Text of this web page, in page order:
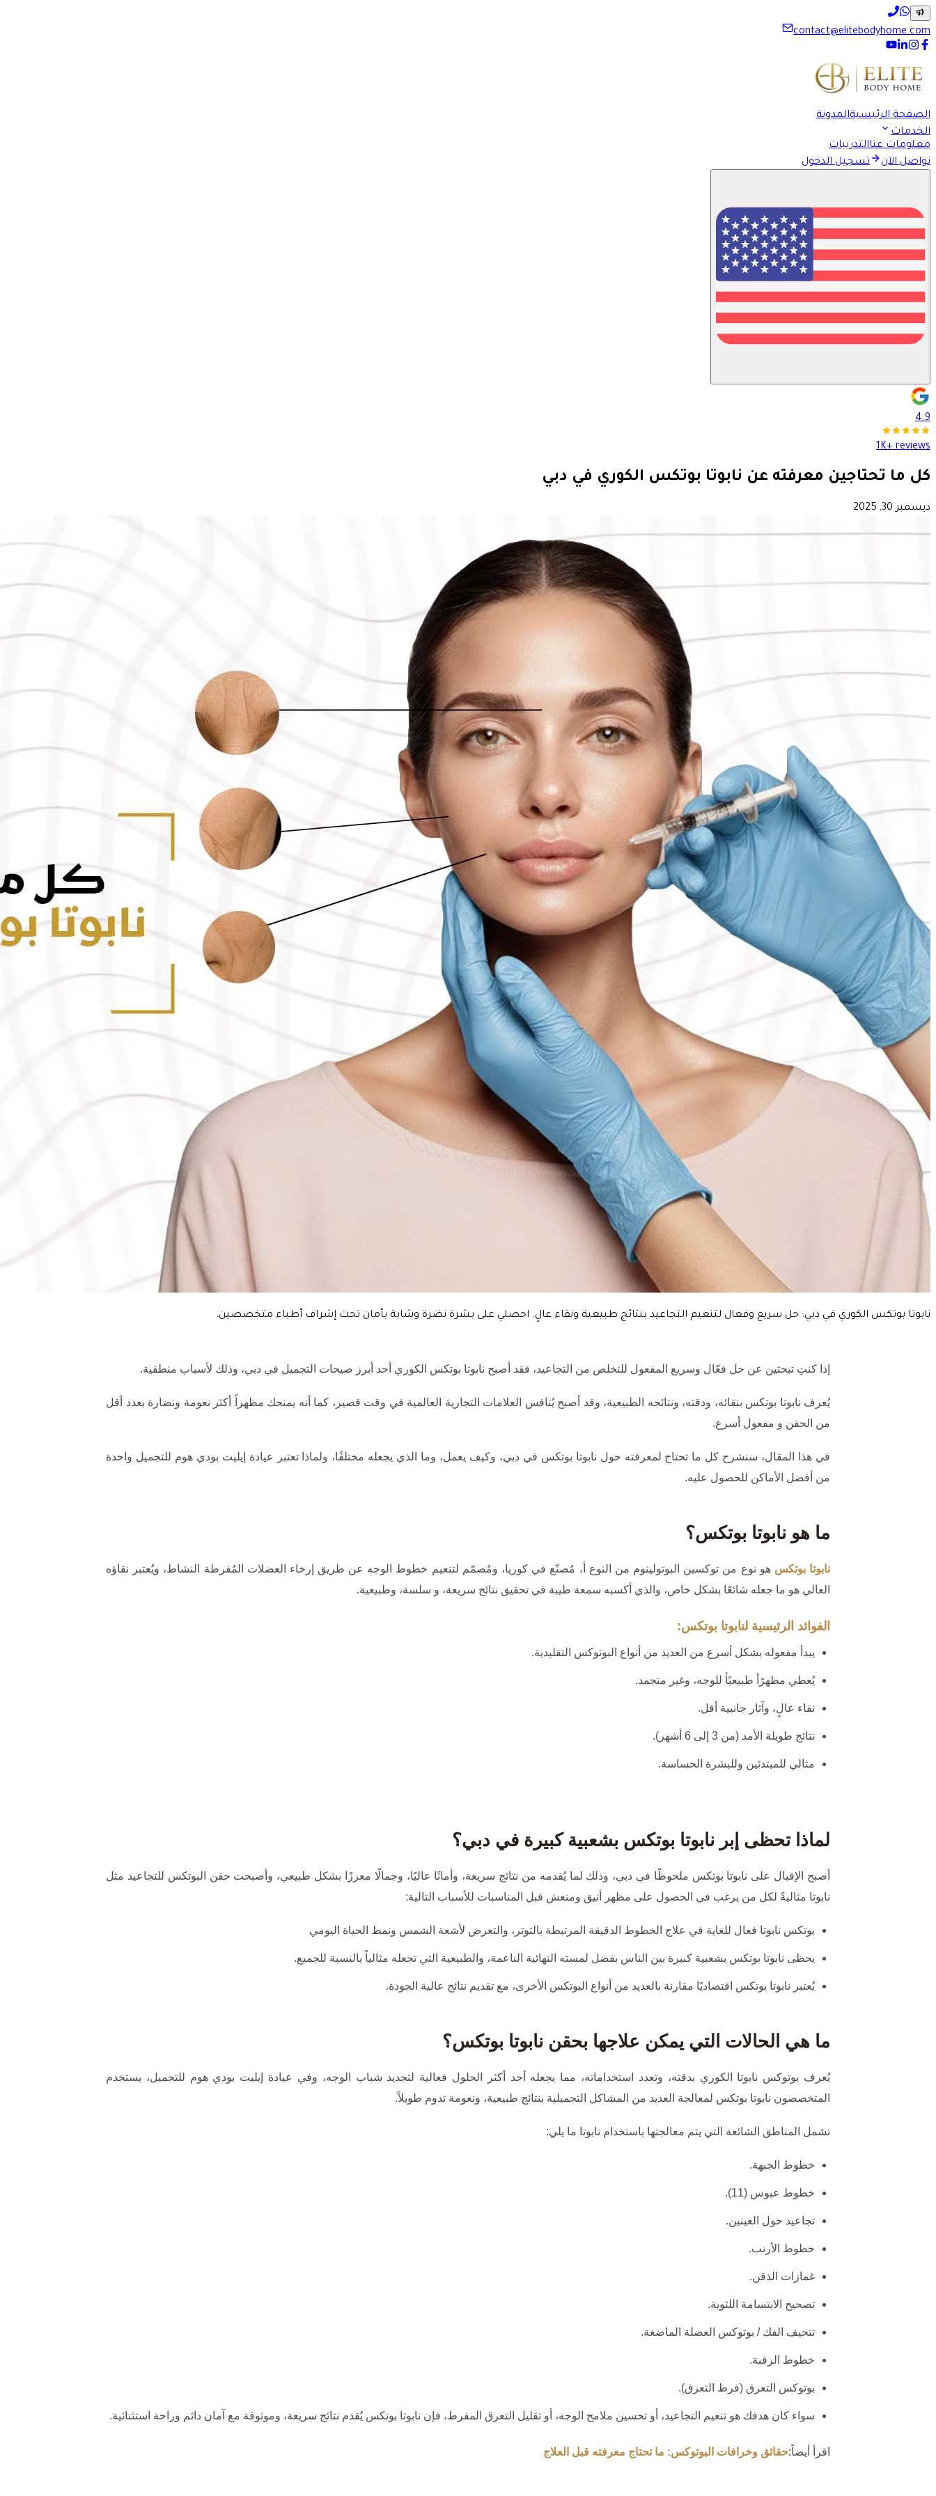
contact@elitebodyhome.com
الصفحة الرئيسيةالمدونة
الخدمات
معلومات عناالتدريبات
تواصل الآن
تسجيل الدخول
4.9
1K+ reviews
كل ما تحتاجين معرفته عن نابوتا بوتكس الكوري في دبي
ديسمبر 30, 2025
نابوتا بوتكس الكوري في دبي: حل سريع وفعال لتنعيم التجاعيد بنتائج طبيعية ونقاء عالٍ. احصلي على بشرة نضرة وشابة بأمان تحت إشراف أطباء متخصصين.
إذا كنتِ تبحثين عن حل فعّال وسريع المفعول للتخلص من التجاعيد، فقد أصبح نابوتا بوتكس الكوري أحد أبرز صيحات التجميل في دبي، وذلك لأسباب منطقية.
يُعرف نابوتا بوتكس بنقائه، ودقته، ونتائجه الطبيعية، وقد أصبح يُنافس العلامات التجارية العالمية في وقت قصير، كما أنه يمنحك مظهراً أكثر نعومة ونضارة بعدد أقل
من الحقن و مفعول أسرع.
في هذا المقال، سنشرح كل ما تحتاج لمعرفته حول نابوتا بوتكس في دبي، وكيف يعمل، وما الذي يجعله مختلفًا، ولماذا تعتبر عيادة إيليت بودي هوم للتجميل واحدة
من أفضل الأماكن للحصول عليه.
ما هو نابوتا بوتكس؟
نابوتا بوتكس هو نوع من توكسين البوتولينوم من النوع أ، مُصنّع في كوريا، ومُصمّم لتنعيم خطوط الوجه عن طريق إرخاء العضلات المُفرطة النشاط، ويُعتبر نقاؤه
العالي هو ما جعله شائعًا بشكل خاص، والذي أكسبه سمعة طيبة في تحقيق نتائج سريعة، و سلسة، وطبيعية.
الفوائد الرئيسية لنابوتا بوتكس:
يبدأ مفعوله بشكل أسرع من العديد من أنواع البوتوكس التقليدية.
يُعطي مظهرًأ طبيعيًأ للوجه، وغير متجمد.
نقاء عالٍ، وآثار جانبية أقل.
نتائج طويلة الأمد (من 3 إلى 6 أشهر).
مثالي للمبتدئين وللبشرة الحساسة.
لماذا تحظى إبر نابوتا بوتكس بشعبية كبيرة في دبي؟
أصبح الإقبال على نابوتا بوتكس ملحوظًا في دبي، وذلك لما يُقدمه من نتائج سريعة، وأمانًا عاليًا، وجمالًا معززًا بشكل طبيعي، وأصبحت حقن البوتكس للتجاعيد مثل
نابوتا مثاليةً لكل من يرغب في الحصول على مظهر أنيق ومنعش قبل المناسبات للأسباب التالية:
بوتكس نابوتا فعال للغاية في علاج الخطوط الدقيقة المرتبطة بالتوتر، والتعرض لأشعة الشمس ونمط الحياة اليومي
يحظى نابوتا بوتكس بشعبية كبيرة بين الناس بفضل لمسته النهائية الناعمة، والطبيعية التي تجعله مثالياً بالنسبة للجميع.
يُعتبر نابوتا بوتكس اقتصاديًا مقارنة بالعديد من أنواع البوتكس الأخرى، مع تقديم نتائج عالية الجودة.
ما هي الحالات التي يمكن علاجها بحقن نابوتا بوتكس؟
يُعرف بوتوكس نابوتا الكوري بدقته، وتعدد استخداماته، مما يجعله أحد أكثر الحلول فعالية لتجديد شباب الوجه، وفي عيادة إيليت بودي هوم للتجميل، يستخدم
المتخصصون نابوتا بوتكس لمعالجة العديد من المشاكل التجميلية بنتائج طبيعية، ونعومة تدوم طويلاً.
تشمل المناطق الشائعة التي يتم معالجتها باستخدام نابوتا ما يلي:
خطوط الجبهة.
خطوط عبوس (11).
تجاعيد حول العينين.
خطوط الأرنب.
غمازات الذقن.
تصحيح الابتسامة اللثوية.
تنحيف الفك / بوتوكس العضلة الماضغة.
خطوط الرقبة.
بوتوكس التعرق (فرط التعرق).
سواء كان هدفك هو تنعيم التجاعيد، أو تحسين ملامح الوجه، أو تقليل التعرق المفرط، فإن نابوتا بوتكس يُقدم نتائج سريعة، وموثوقة مع آمان دائم وراحة استثنائية.
اقرأ أيضاً:حقائق وخرافات البوتوكس: ما تحتاج معرفته قبل العلاج